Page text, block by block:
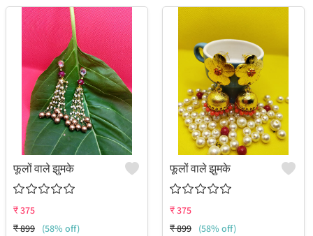
फूलों वाले झुमके
₹375
₹899 (58% off)
फूलों वाले झुमके
₹375
₹899 (58% off)